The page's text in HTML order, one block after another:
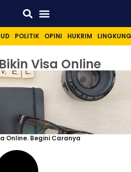
POLITIK OPINI HUKRIM
Visa Online
Online. Begini Caranya